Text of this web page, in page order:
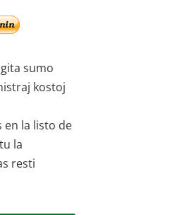
sumo
kostoj
en la listo de
la
resti